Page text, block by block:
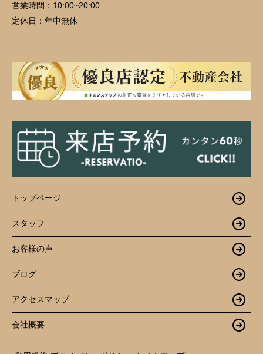
営業時間： 10:00~20:00
定休日： 年中無休
トップページ
スタッフ
お客様の声
ブログ
アクセスマップ
会社概要